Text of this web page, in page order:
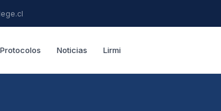
Protocolos Noticias Lirmi